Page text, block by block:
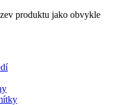
produktu jako obvykle